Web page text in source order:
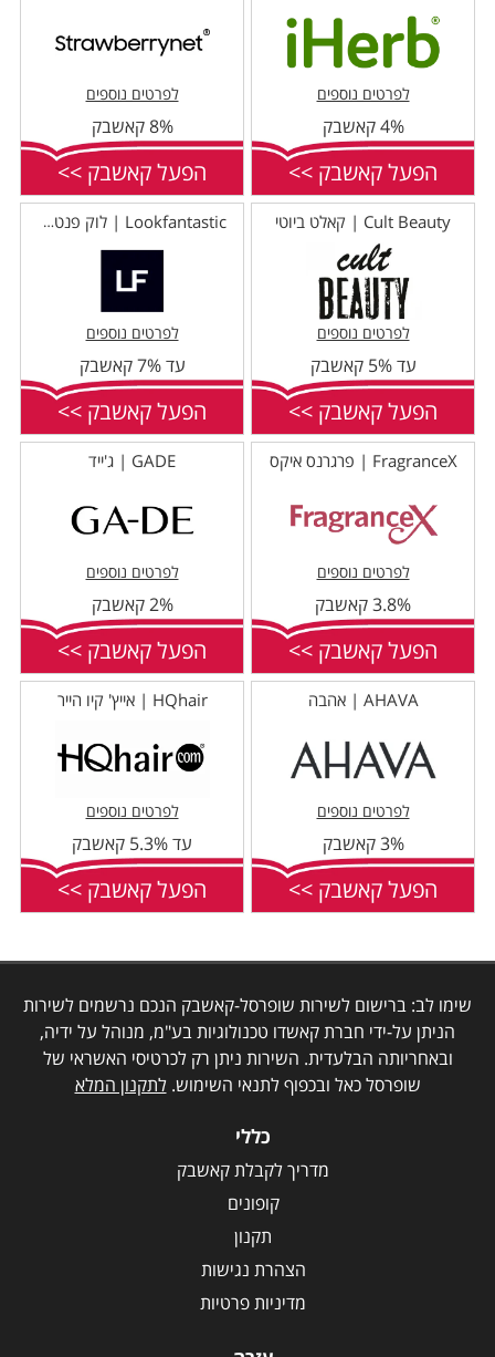
לפרטים נוספים
4% קאשבק
הפעל קאשבק >>
לפרטים נוספים
8% קאשבק
הפעל קאשבק >>
Cult Beauty | קאלט ביוטי
לפרטים נוספים
עד 5% קאשבק
הפעל קאשבק >>
Lookfantastic | לוק פנטסטיק
לפרטים נוספים
עד 7% קאשבק
הפעל קאשבק >>
FragranceX | פרגרנס איקס
לפרטים נוספים
3.8% קאשבק
הפעל קאשבק >>
GADE | ג'ייד
לפרטים נוספים
2% קאשבק
הפעל קאשבק >>
AHAVA | אהבה
לפרטים נוספים
3% קאשבק
הפעל קאשבק >>
HQhair | אייץ' קיו הייר
לפרטים נוספים
עד 5.3% קאשבק
הפעל קאשבק >>
שימו לב: ברישום לשירות שופרסל-קאשבק הנכם נרשמים לשירות
הניתן על-ידי חברת קאשדו טכנולוגיות בע"מ, מנוהל על ידיה,
ובאחריותה הבלעדית. השירות ניתן רק לכרטיסי האשראי של
שופרסל כאל ובכפוף לתנאי השימוש.לתקנון המלא
כללי
מדריך לקבלת קאשבק
קופונים
תקנון
הצהרת נגישות
מדיניות פרטיות